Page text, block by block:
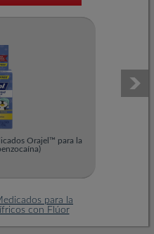
Orajel™ para la
para la
con Flúor